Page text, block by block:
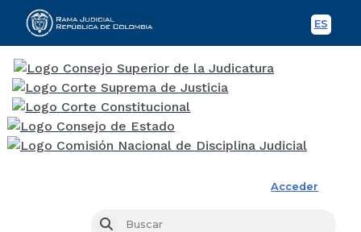
ES
Acceder
Buscar